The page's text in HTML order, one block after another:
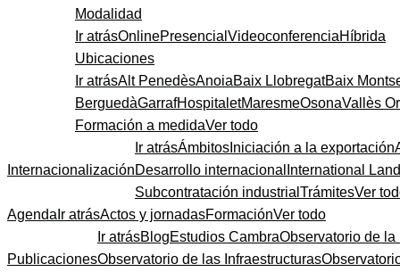
Modalidad
Ir atrásOnlinePresencial VideoconferenciaHíbrida
Ubicaciones
Ir atrásAlt PenedèsAnoiaBaix LlobregatBaix
BerguedàGarrafHospitaletMaresmeOsonaVallès
Formación a medidaVer todo
Internacionalización
Ir atrásÁmbitos Iniciación a la exportación
Desarrollo internacional International
Subcontratación industrial TrámitesVer
Agenda Ir atrásActos y jornadasFormaciónVer todo
Publicaciones
Ir atrásBlogEstudios CambraObservatorio de la
Observatorio de las Infraestructuras